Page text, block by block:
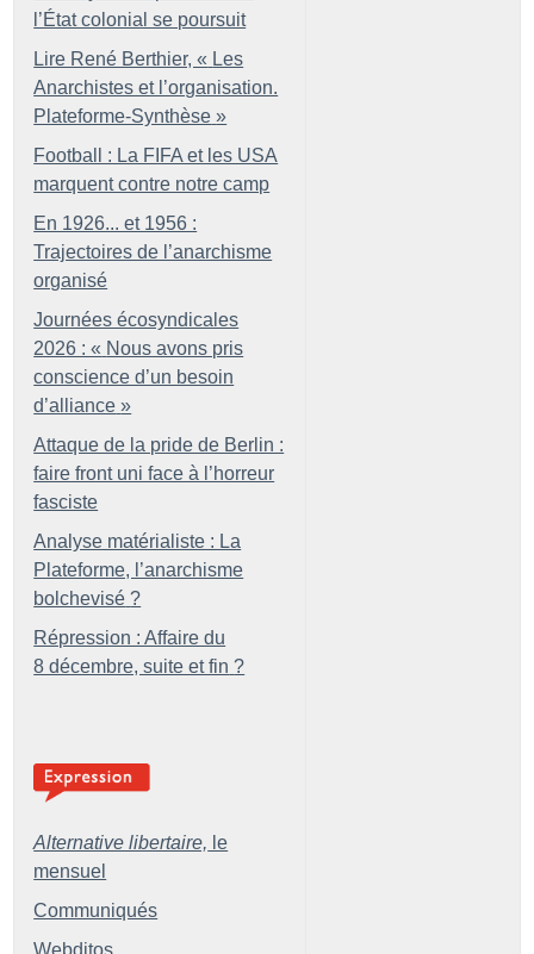
l’État colonial se poursuit
Lire René Berthier, « Les
Anarchistes et l’organisation.
Plateforme-Synthèse »
Football : La FIFA et les USA
marquent contre notre camp
En 1926... et 1956 :
Trajectoires de l’anarchisme
organisé
Journées écosyndicales
2026 : « Nous avons pris
conscience d’un besoin
d’alliance »
Attaque de la pride de Berlin :
faire front uni face à l’horreur
fasciste
Analyse matérialiste : La
Plateforme, l’anarchisme
bolchevisé ?
Répression : Affaire du
8 décembre, suite et fin ?
Alternative libertaire, le
mensuel
Communiqués
Webditos